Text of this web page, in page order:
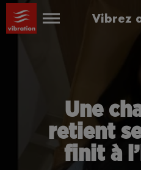
Vibrez
Une
retient
finit à